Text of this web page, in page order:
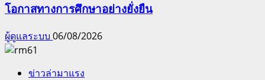
โอกาสทางการศึกษาอย่างยั่งยืน
ผู้ดูแลระบบ 06/08/2026
ข่าวล่ามาแรง